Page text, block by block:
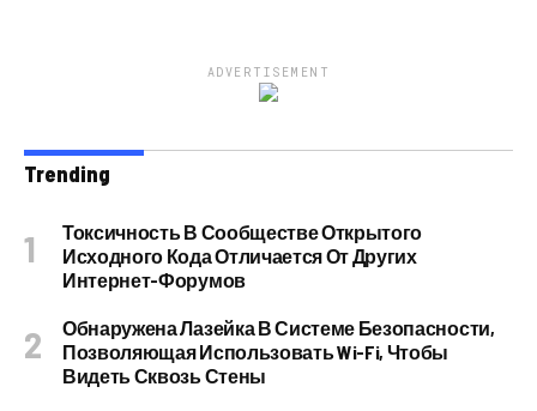
ADVERTISEMENT
Trending
Токсичность В Сообществе Открытого
Исходного Кода Отличается От Других
Интернет-Форумов
Обнаружена Лазейка В Системе Безопасности,
Позволяющая Использовать Wi-Fi, Чтобы
Видеть Сквозь Стены